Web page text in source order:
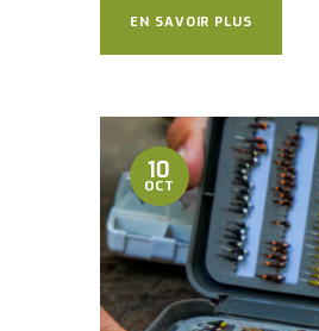
EN SAVOIR PLUS
10
OCT